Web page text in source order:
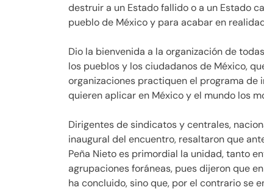
destruir a un Estado fallido o a un Estado
pueblo de México y para acabar en
Dio la bienvenida a la organización de
los pueblos y los ciudadanos de México,
organizaciones practiquen el programa
quieren aplicar en México y el mundo los
Dirigentes de sindicatos y centrales,
inaugural del encuentro, resaltaron que
Peña Nieto es primordial la unidad, tanto
agrupaciones foráneas, pues dijeron que
ha concluido, sino que, por el contrario se